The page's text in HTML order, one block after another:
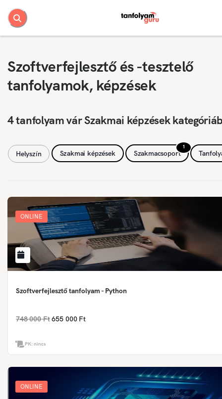
Szoftverfejlesztő és -tesztelő
tanfolyamok, képzések
4 tanfolyam vár Szakmai képzések
Helyszín Szakmai képzések
1
Szakmacsoport
ONLINE
Szoftverfejlesztő tanfolyam - Python
748 000 Ft 655 000 Ft
PK:nincs
ONLINE